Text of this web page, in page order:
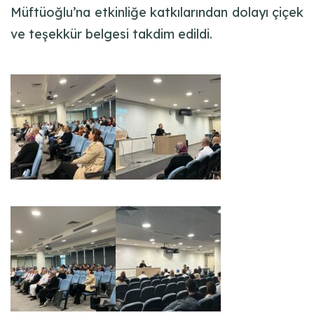
Müftüoğlu’na etkinliğe katkılarından dolayı çiçek
ve teşekkür belgesi takdim edildi.